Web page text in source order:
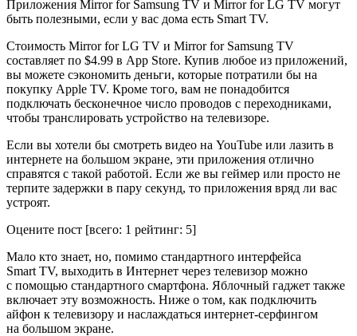
Приложения Mirror for Samsung TV и Mirror for LG TV могут
быть полезными, если у вас дома есть Smart TV.
Стоимость Mirror for LG TV и Mirror for Samsung TV
составляет по $4.99 в App Store. Купив любое из приложений,
вы можете сэкономить деньги, которые потратили бы на
покупку Apple TV. Кроме того, вам не понадобится
подключать бесконечное число проводов с переходниками,
чтобы транслировать устройство на телевизоре.
Если вы хотели бы смотреть видео на YouTube или лазить в
интернете на большом экране, эти приложения отлично
справятся с такой работой. Если же вы геймер или просто не
терпите задержки в пару секунд, то приложения вряд ли вас
устроят.
Оцените пост [всего: 1 рейтинг: 5]
Мало кто знает, но, помимо стандартного интерфейса
Smart TV, выходить в Интернет через телевизор можно
с помощью стандартного смартфона. Яблочный гаджет также
включает эту возможность. Ниже о том, как подключить
айфон к телевизору и наслаждаться интернет-серфингом
на большом экране.